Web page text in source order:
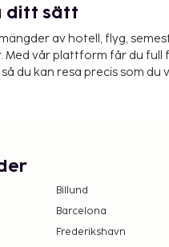
ditt sätt
av hotell, flyg,
Med vår plattform får du full
du kan resa precis som du
Billund
Barcelona
Frederikshavn